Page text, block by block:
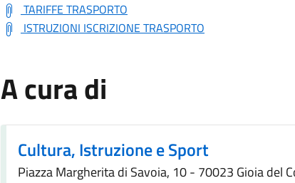
TARIFFE TRASPORTO
ISTRUZIONI ISCRIZIONE TRASPORTO
A cura di
Cultura, Istruzione e Sport
Piazza Margherita di Savoia, 10 - 70023 Gioia del